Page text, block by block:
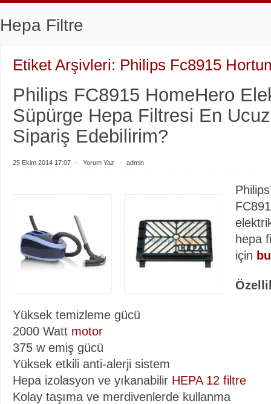
Hepa Filtre
Etiket Arşivleri: Philips Fc8915
Philips FC8915 HomeHero
Süpürge Hepa Filtresi En
Sipariş Edebilirim?
25 Ekim 2014 17:07 ⋅ Yorum Yaz ⋅ admin
hepa
için
Yüksek temizleme gücü
2000 Watt motor
375 w emiş gücü
Yüksek etkili anti-alerji sistem
Hepa izolasyon ve yıkanabilir HEPA 12 filtre
Kolay taşıma ve merdivenlerde kullanma